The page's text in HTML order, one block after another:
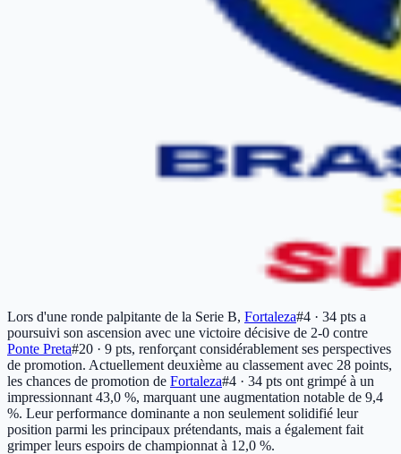
Lors d'une ronde palpitante de la Serie B, Fortaleza#4 · 34 pts a
poursuivi son ascension avec une victoire décisive de 2-0 contre
Ponte Preta#20 · 9 pts, renforçant considérablement ses perspectives
de promotion. Actuellement deuxième au classement avec 28 points,
les chances de promotion de Fortaleza#4 · 34 pts ont grimpé à un
impressionnant 43,0 %, marquant une augmentation notable de 9,4
%. Leur performance dominante a non seulement solidifié leur
position parmi les principaux prétendants, mais a également fait
grimper leurs espoirs de championnat à 12,0 %.